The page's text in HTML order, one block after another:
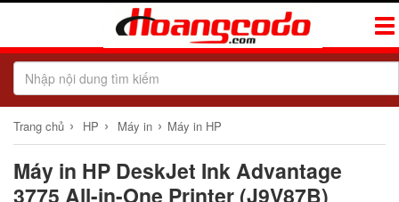
Trang chủ › HP › Máy in › Máy in HP
Máy in HP DeskJet Ink Advantage
3775 All-in-One Printer (J9V87B)